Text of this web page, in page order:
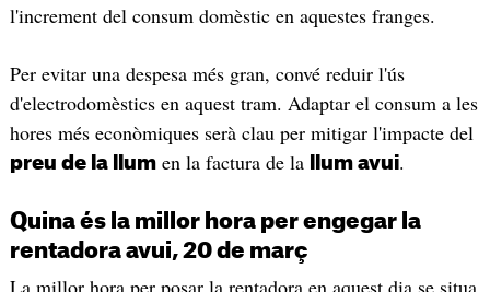
l'increment del consum domèstic en aquestes franges.
Per evitar una despesa més gran, convé reduir l'ús
d'electrodomèstics en aquest tram. Adaptar el consum a les
hores més econòmiques serà clau per mitigar l'impacte del
preu de la llumen la factura de la llum avui.
Quina és la millor hora per engegar la
rentadora avui, 20 de març
La millor hora per posar la rentadora en aquest dia se situa